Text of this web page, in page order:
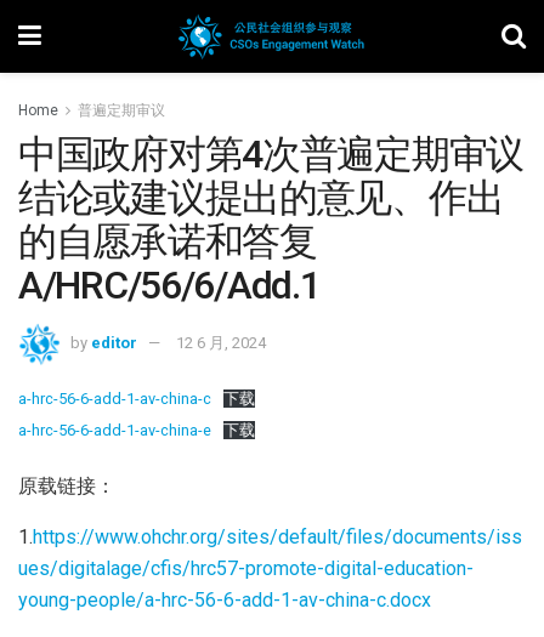
Home 普遍定期审议
中国政府对第4次普遍定期审议
结论或建议提出的意见、作出
的自愿承诺和答复
A/HRC/56/6/Add.1
by editor 12 6 月, 2024
a-hrc-56-6-add-1-av-china-c
下载
a-hrc-56-6-add-1-av-china-e
下载
原载链接：
1.https://www.ohchr.org/sites/default/files/documents/iss
ues/digitalage/cfis/hrc57-promote-digital-education-
young-people/a-hrc-56-6-add-1-av-china-c.docx